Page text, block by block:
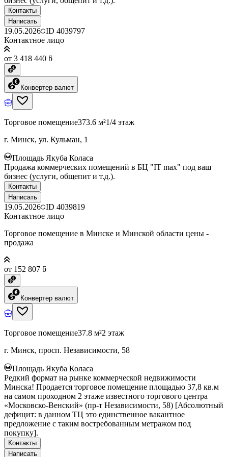
Контакты
Написать
19.05.2026 ID 4039797
Контактное лицо
от 3 418 440 ƃ
Конвертер валют
Торговое помещение373.6 м²1/4 этаж
г. Минск, ул. Кульман, 1
Площадь Якуба Коласа
Продажа коммерческих помещений в БЦ "IT max" под ваш
бизнес (услуги, общепит и т.д.).
Контакты
Написать
19.05.2026 ID 4039819
Контактное лицо
Торговое помещение в Минске и Минской области цены -
продажа
от 152 807 ƃ
Конвертер валют
Торговое помещение37.8 м²2 этаж
г. Минск, просп. Независимости, 58
Площадь Якуба Коласа
Редкий формат на рынке коммерческой недвижимости
Минска! Продается торговое помещение площадью 37,8 кв.м
на самом проходном 2 этаже известного торгового центра
«Московско-Венский» (пр-т Независимости, 58) [Абсолютный
дефицит: в данном ТЦ это единственное вакантное
предложение с таким востребованным метражом под
покупку].
Контакты
Написать